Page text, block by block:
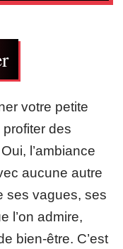
votre petite
des
l’ambiance
aucune autre
ses vagues, ses
l’on admire,
bien-être. C’est